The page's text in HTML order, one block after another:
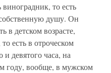
виноградник, то есть
душу. Он
в детском возрасте,
есть в отроческом
и девятого часа, на
году, вообще, в мужском